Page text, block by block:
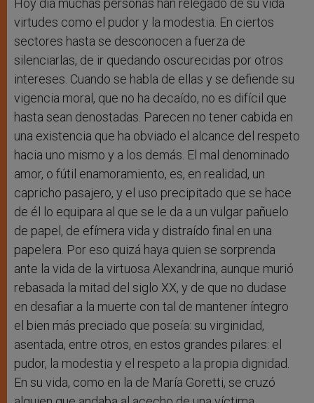
r
Hoy día muchas personas han relegado de su vida
virtudes como el pudor y la modestia. En ciertos
sectores hasta se desconocen a fuerza de
silenciarlas, de ir quedando oscurecidas por otros
intereses. Cuando se habla de ellas y se defiende su
vigencia moral, que no ha decaído, no es difícil que
hasta sean denostadas. Parecen no tener cabida en
una existencia que ha obviado el alcance del respeto
hacia uno mismo y a los demás. El mal denominado
amor, o fútil enamoramiento, es, en realidad, un
capricho pasajero, y el uso precipitado que se hace
de él lo equipara al que se le da a un vulgar pañuelo
de papel, de efímera vida y distraído final en una
papelera. Por eso quizá haya quien se sorprenda
ante la vida de la virtuosa Alexandrina, aunque murió
rebasada la mitad del siglo XX, y de que no dudase
en desafiar a la muerte con tal de mantener íntegro
el bien más preciado que poseía: su virginidad,
asentada, entre otros, en estos grandes pilares: el
pudor, la modestia y el respeto a la propia dignidad.
En su vida, como en la de María Goretti, se cruzó